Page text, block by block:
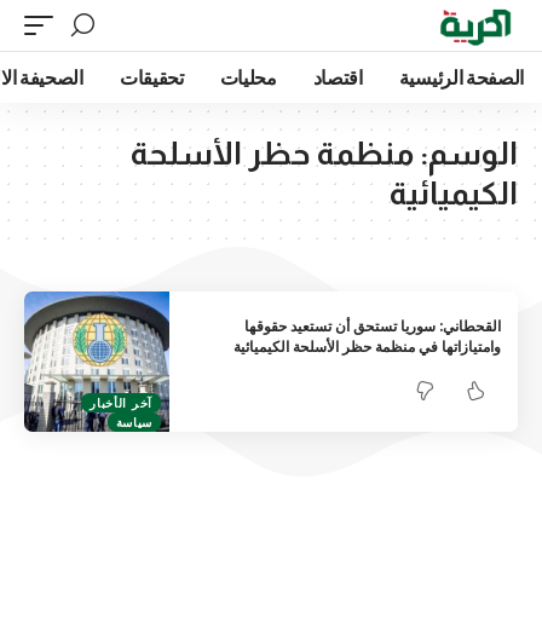
الصفحة الرئيسية اقتصاد محليات تحقيقات الصحيفة
الوسم: منظمة حظر الأسلحة
الكيميائية
آخر الأخبار
سياسة
القحطاني: سوريا تستحق أن تستعيد حقوقها
وامتيازاتها في منظمة حظر الأسلحة الكيميائية